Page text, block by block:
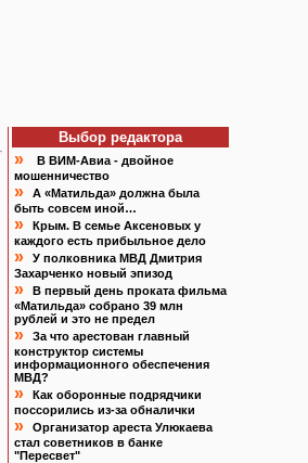
Выбор редактора
»
В ВИМ-Авиа - двойное
мошенничество
»
А «Матильда» должна была
быть совсем иной…
»
Крым. В семье Аксеновых у
каждого есть прибыльное дело
»
У полковника МВД Дмитрия
Захарченко новый эпизод
»
В первый день проката фильма
«Матильда» собрано 39 млн
рублей и это не предел
»
За что арестован главный
конструктор системы
информационного обеспечения
МВД?
»
Как оборонные подрядчики
поссорились из-за обналички
»
Организатор ареста Улюкаева
стал советников в банке
"Пересвет"